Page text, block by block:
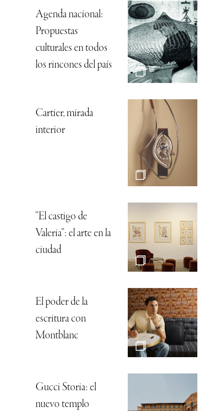
Agenda nacional:
Propuestas
culturales en todos
los rincones del país
Cartier, mirada
interior
“El castigo de
Valeria”: el arte en la
ciudad
El poder de la
escritura con
Montblanc
Gucci Storia: el
nuevo templo